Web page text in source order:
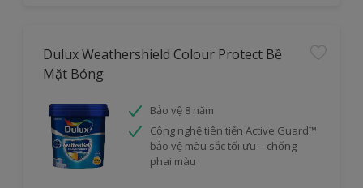
Dulux Weathershield Colour Protect Bề
Mặt Bóng
Bảo vệ 8 năm
Công nghệ tiên tiến Active Guard™
bảo vệ màu sắc tối ưu – chống
phai màu